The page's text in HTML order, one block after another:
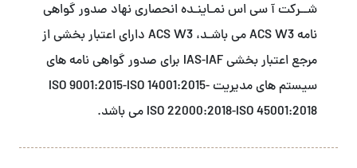
شــرکت آ سی اس نمـاینـده انحصاری نهاد صدور گواهی
نامه ACS W3 می باشـد، ACS W3 دارای اعتبار بخشی از
مرجع اعتبار بخشی IAS-IAF برای صدور گواهی نامه های
سیستم های مدیریت ISO 9001:2015-ISO 14001:2015-
ISO 22000:2018-ISO 45001:2018 می باشد.